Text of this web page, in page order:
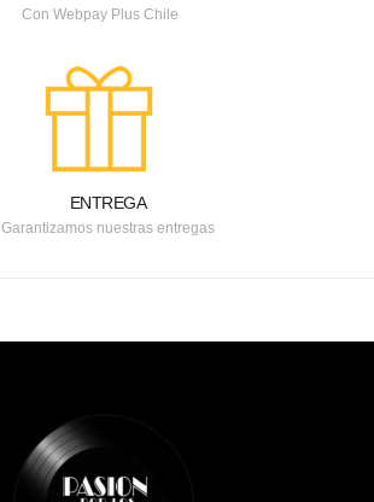
Con Webpay Plus Chile
ENTREGA
Garantizamos nuestras entregas